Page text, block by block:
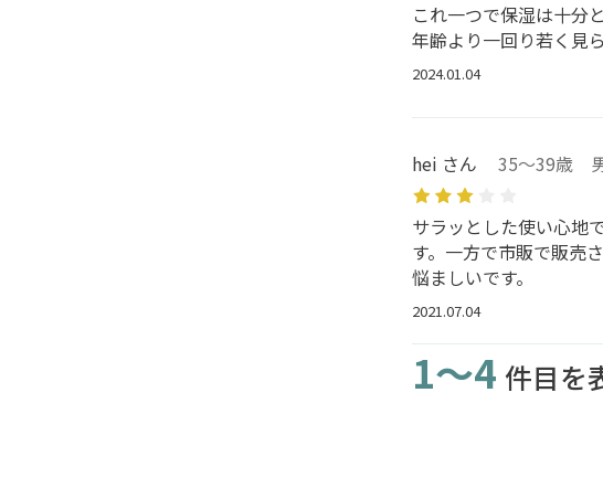
これ一つで保湿は十分
年齢より一回り若く見
2024.01.04
hei さん 35～39歳
サラッとした使い心地
す。一方で市販で販売
悩ましいです。
2021.07.04
1～4 件目を